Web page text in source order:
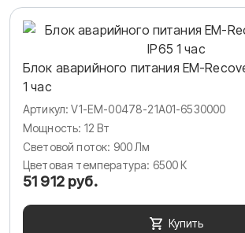
Блок аварийного питания EM-
1 час
Артикул: V1-EM-00478-21A01-6530000
Мощность: 12 Вт
Световой поток: 900 Лм
Цветовая температура: 6500 К
51 912 руб.
Купить